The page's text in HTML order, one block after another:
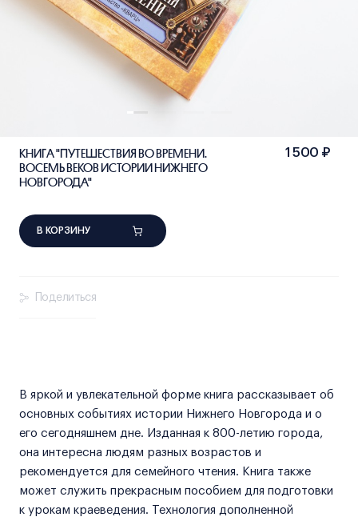
КНИГА "ПУТЕШЕСТВИЯ ВО ВРЕМЕНИ.
ВОСЕМЬ ВЕКОВ ИСТОРИИ НИЖНЕГО
НОВГОРОДА"
1 500 ₽
В КОРЗИНУ
Поделиться
В яркой и увлекательной форме книга рассказывает об
основных событиях истории Нижнего Новгорода и о
его сегодняшнем дне. Изданная к 800-летию города,
она интересна людям разных возрастов и
рекомендуется для семейного чтения. Книга также
может служить прекрасным пособием для подготовки
к урокам краеведения. Технология дополненной